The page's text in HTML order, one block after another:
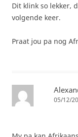
Dit klink so lekker,
volgende keer.
Praat jou pa nog
05/12/